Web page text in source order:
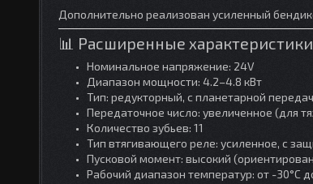
Дополнительно реализован усиленный
📊 Расширенные характеристики
Номинальное напряжение: 24V
Диапазон мощности: 4.2–4.8 кВт
Тип: редукторный, с планетарной
Передаточное число: увеличенное (для
Количество зубьев: 11
Тип втягивающего реле: усиленное, с
Пусковой момент: высокий
Рабочий диапазон температур: от -30°C